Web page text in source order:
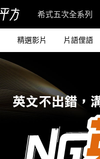
希式五次全系列
精選影片 片語俚語